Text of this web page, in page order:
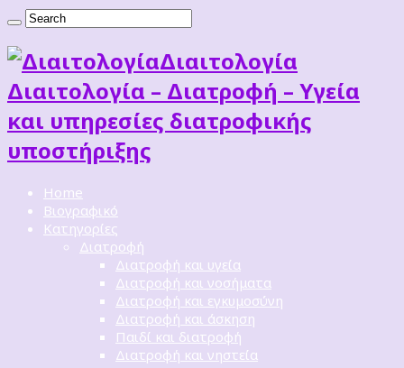
Διαιτoλογία
Διαιτολογία – Διατροφή – Υγεία
και υπηρεσίες διατροφικής
υποστήριξης
Home
Βιογραφικό
Κατηγορίες
Διατροφή
Διατροφή και υγεία
Διατροφή και νοσήματα
Διατροφή και εγκυμοσύνη
Διατροφή και άσκηση
Παιδί και διατροφή
Διατροφή και νηστεία